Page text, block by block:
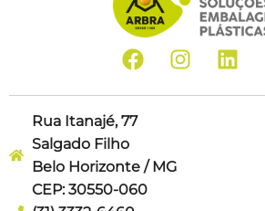
Rua Itanajé, 77
Salgado Filho
Belo Horizonte / MG
CEP: 30550-060